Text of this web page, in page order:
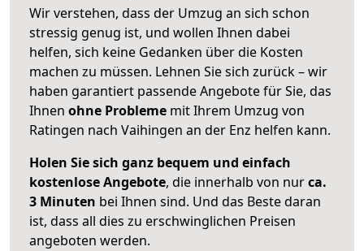
Wir verstehen, dass der Umzug an sich schon
stressig genug ist, und wollen Ihnen dabei
helfen, sich keine Gedanken über die Kosten
machen zu müssen. Lehnen Sie sich zurück – wir
haben garantiert passende Angebote für Sie, das
Ihnen ohne Probleme mit Ihrem Umzug von
Ratingen nach Vaihingen an der Enz helfen kann.
Holen Sie sich ganz bequem und einfach
kostenlose Angebote, die innerhalb von nurca.
3 Minuten bei Ihnen sind. Und das Beste daran
ist, dass all dies zu erschwinglichen Preisen
angeboten werden.